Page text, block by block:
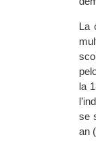
La
la
se
an